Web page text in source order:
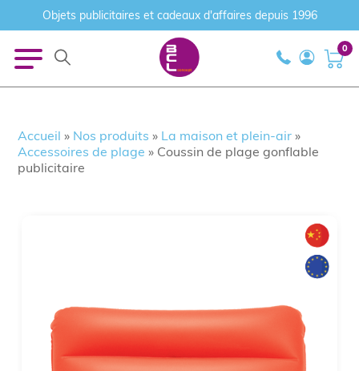
Objets publicitaires et cadeaux d'affaires depuis 1996
0
Accueil » Nos produits » La maison et plein-air »
Accessoires de plage » Coussin de plage gonflable
publicitaire